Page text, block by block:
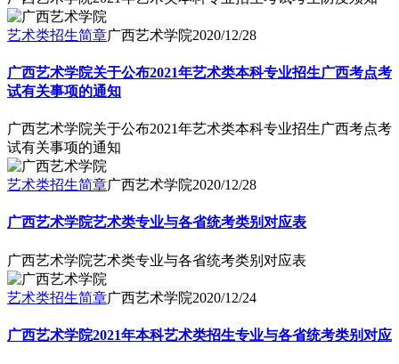
艺术类招生简章广西艺术学院2020/12/28
广西艺术学院关于公布2021年艺术类本科专业招生广西考点考
试有关事项的通知
广西艺术学院关于公布2021年艺术类本科专业招生广西考点考
试有关事项的通知
艺术类招生简章广西艺术学院2020/12/28
广西艺术学院艺术类专业与各省统考类别对应表
广西艺术学院艺术类专业与各省统考类别对应表
艺术类招生简章广西艺术学院2020/12/24
广西艺术学院2021年本科艺术类招生专业与各省统考类别对应